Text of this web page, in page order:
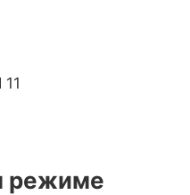
режиме